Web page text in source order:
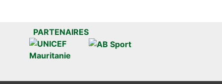
PARTENAIRES